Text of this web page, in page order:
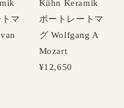
マ
Kühn Keramik
ポートレートマ
グ Wolfgang A
Mozart
¥12,650